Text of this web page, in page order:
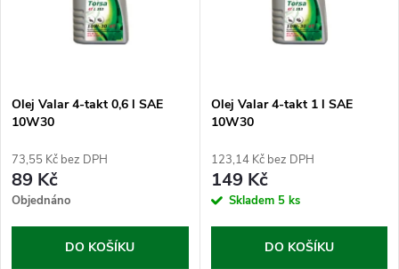
p
r
o
s
p
r
o
Olej Valar 4-takt 0,6 l SAE
10W30
73,55 Kč bez DPH
89 Kč
Objednáno
DO KOŠÍKU
Olej Valar 4-takt 1 l SAE
10W30
123,14 Kč bez DPH
149 Kč
Skladem 5 ks
DO KOŠÍKU